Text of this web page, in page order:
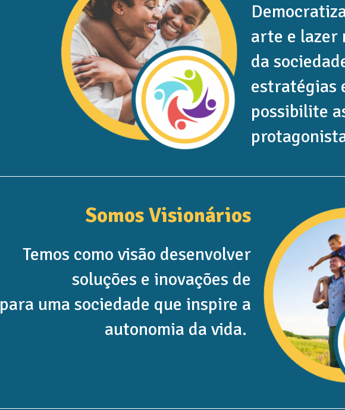
arte e lazer
da
estratégias
possibilite
Somos Visionários
Temos como visão desenvolver
soluções e inovações de
para uma sociedade que inspire a
autonomia da vida.